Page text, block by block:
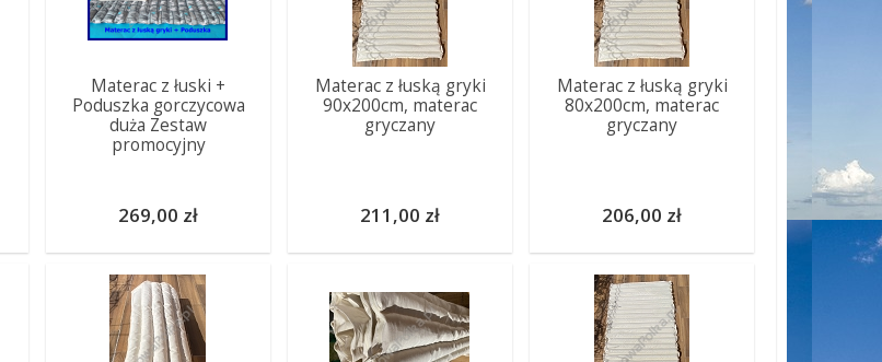
Materac z łuski +
Poduszka gorczycowa
duża Zestaw
promocyjny
269,00 zł
Materac z łuską gryki
90x200cm, materac
gryczany
211,00 zł
Materac z łuską gryki
80x200cm, materac
gryczany
206,00 zł